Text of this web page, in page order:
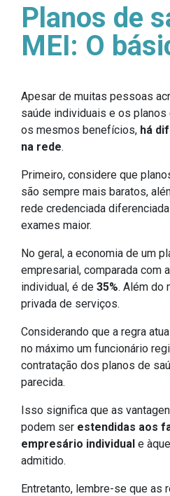
Planos de
MEI: O
Apesar de muitas pessoas
saúde individuais e os
os mesmos benefícios, há
na rede.
Primeiro, considere que
são sempre mais baratos,
rede credenciada
exames maior.
No geral, a economia de um
empresarial, comparada com
individual, é de 35%. Além do
privada de serviços.
Considerando que a regra
no máximo um funcionário
contratação dos planos de
parecida.
Isso significa que as
podem ser estendidas aos
empresário individual e
admitido.
Entretanto, lembre-se que as